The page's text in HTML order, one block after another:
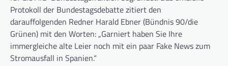
Protokoll der Bundestagsdebatte zitiert den
darauffolgenden Redner Harald Ebner (Bündnis 90/die
Grünen) mit den Worten: „Garniert haben Sie Ihre
immergleiche alte Leier noch mit ein paar Fake News zum
Stromausfall in Spanien.“